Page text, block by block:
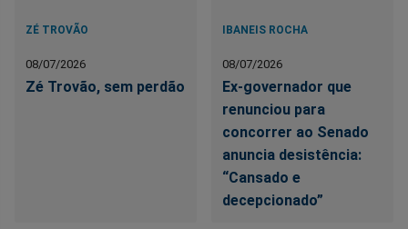
ZÉ TROVÃO
08/07/2026
Zé Trovão, sem perdão
IBANEIS ROCHA
08/07/2026
Ex-governador que
renunciou para
concorrer ao Senado
anuncia desistência:
“Cansado e
decepcionado”